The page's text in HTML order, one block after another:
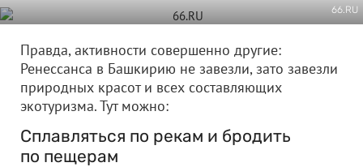
66.RU
Правда, активности совершенно другие:
Ренессанса в Башкирию не завезли, зато завезли
природных красот и всех составляющих
экотуризма. Тут можно:
Сплавляться по рекам и бродить
по пещерам